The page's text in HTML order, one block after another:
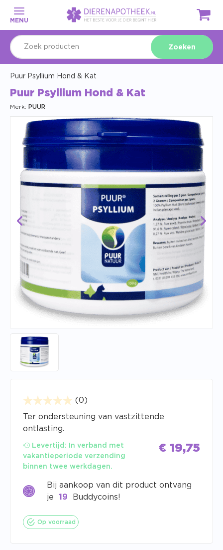
MENU
Zoeken
Puur Psyllium Hond & Kat
Puur Psyllium Hond & Kat
Merk: PUUR
(0)
Ter ondersteuning van vastzittende
ontlasting.
€ 19,75
Levertijd:
In verband met
vakantieperiode verzending
binnen twee werkdagen.
Bij aankoop van dit product ontvang
je
19 Buddycoins!
Op voorraad